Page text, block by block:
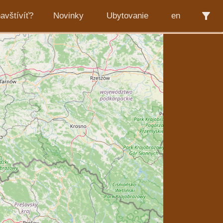
Novinky Ubytovanie en filter_alt